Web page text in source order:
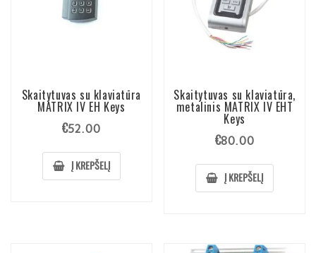
Skaitytuvas su klaviatūra
MATRIX IV EH Keys
€52.00
Į KREPŠELĮ
Skaitytuvas su klaviatūra,
metalinis MATRIX IV EHT
Keys
€80.00
Į KREPŠELĮ